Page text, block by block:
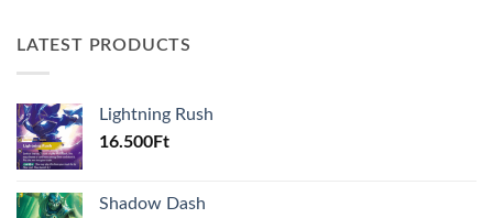
LATEST PRODUCTS
Lightning Rush
16.500Ft
Shadow Dash